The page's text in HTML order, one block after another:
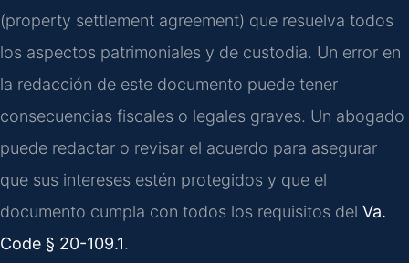
(property settlement agreement) que resuelva todos
los aspectos patrimoniales y de custodia. Un error en
la redacción de este documento puede tener
consecuencias fiscales o legales graves. Un abogado
puede redactar o revisar el acuerdo para asegurar
que sus intereses estén protegidos y que el
documento cumpla con todos los requisitos del Va.
Code § 20-109.1.